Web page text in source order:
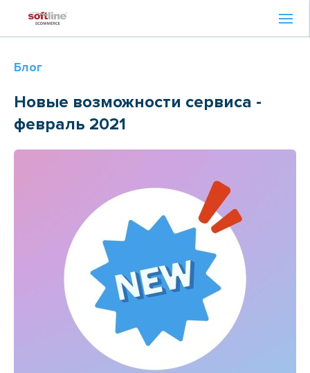
Блог
Новые возможности сервиса -
февраль 2021